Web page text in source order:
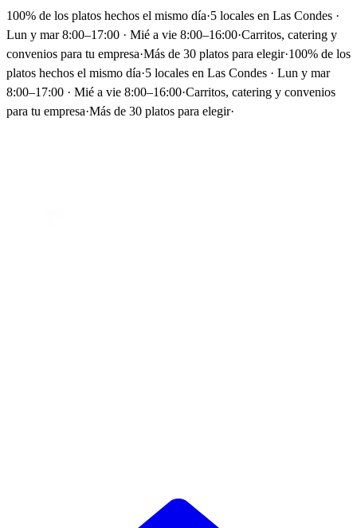
100% de los platos hechos el mismo día·5 locales en Las Condes ·
Lun y mar 8:00–17:00 · Mié a vie 8:00–16:00·Carritos, catering y
convenios para tu empresa·Más de 30 platos para elegir·100% de los
platos hechos el mismo día·5 locales en Las Condes · Lun y mar
8:00–17:00 · Mié a vie 8:00–16:00·Carritos, catering y convenios
para tu empresa·Más de 30 platos para elegir·